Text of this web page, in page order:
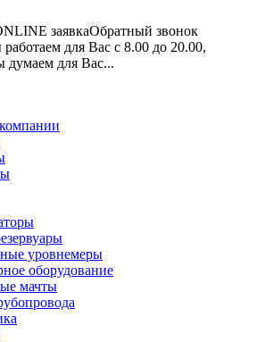
заявкаОбратный звонок
для Вас с 8.00 до 20.00,
думаем для Вас...
уровнемеры
оборудование
мачты